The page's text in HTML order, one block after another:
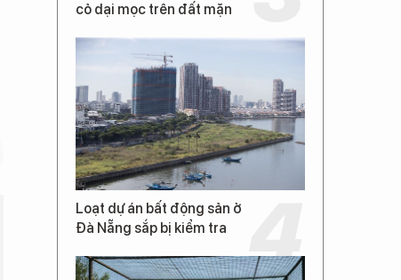
cỏ dại mọc trên đất mặn
Loạt dự án bất động sản ở
Đà Nẵng sắp bị kiểm tra